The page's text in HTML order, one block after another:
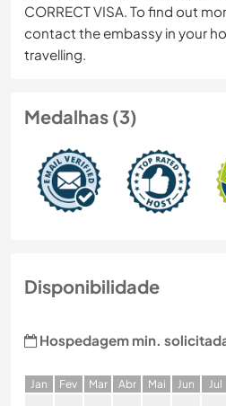
CORRECT VISA. To find out
contact the embassy in your
travelling.
Medalhas (3)
Disponibilidade
Hospedagem min.
Jan Fev Mar Abr Mai Jun Jul